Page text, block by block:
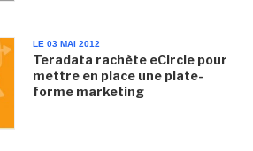
LE 03 MAI 2012
Teradata rachète eCircle pour
mettre en place une plate-
forme marketing